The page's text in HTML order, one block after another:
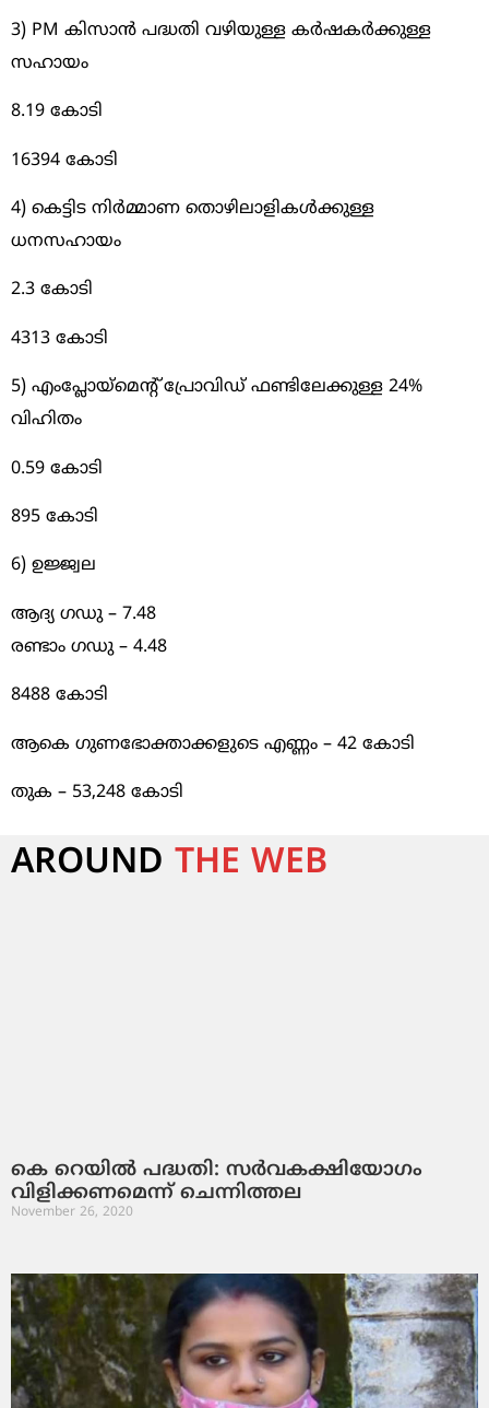
3) PM കിസാൻ പദ്ധതി വഴിയുള്ള കർഷകർക്കുള്ള
സഹായം
8.19 കോടി
16394 കോടി
4) കെട്ടിട നിർമ്മാണ തൊഴിലാളികൾക്കുള്ള
ധനസഹായം
2.3 കോടി
4313 കോടി
5) എംപ്ലോയ്മെൻ്റ് പ്രോവിഡ് ഫണ്ടിലേക്കുള്ള 24%
വിഹിതം
0.59 കോടി
895 കോടി
6) ഉജ്ജ്വല
ആദ്യ ഗഡു – 7.48
രണ്ടാം ഗഡു – 4.48
8488 കോടി
ആകെ ഗുണഭോക്താക്കളുടെ എണ്ണം – 42 കോടി
തുക – 53,248 കോടി
AROUND THE WEB
കെ റെയില്‍ പദ്ധതി: സര്‍വകക്ഷിയോഗം
വിളിക്കണമെന്ന് ചെന്നിത്തല
November 26, 2020